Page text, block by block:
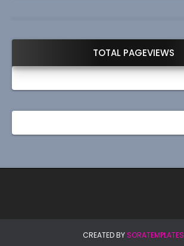
TOTAL PAGEVIEWS
CREATED BY SORATEMPLATES